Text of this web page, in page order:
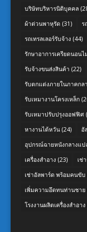
บริษัทบริหารนิติบุคคล
ผ้าต่วนพาหุรัด (31) ร
รถเทรลเลอร์รับจ้าง (44)
รักษาอาการเครียดนอน
รับจ้างขนส่งสินค้า (22)
รับตกแต่งภายในภาคกล
รับเหมางานโครงเหล็ก
รับเหมาปรับปรุงออฟฟิศ
หางานไต้หวัน(24) อั
อุปกรณ์ฉายหนังกลางแป
เครื่องสำอาง (23) เช่
เช่าอัลพาร์ด พร้อมคนขับ
เพิ่มความอึดทนท่านชาย
โรงงานผลิตเครื่องสำอาง